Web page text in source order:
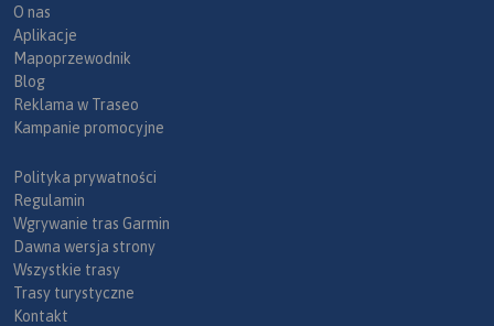
O nas
Aplikacje
Mapoprzewodnik
Blog
Reklama w Traseo
Kampanie promocyjne
Polityka prywatności
Regulamin
Wgrywanie tras Garmin
Dawna wersja strony
Wszystkie trasy
Trasy turystyczne
Kontakt